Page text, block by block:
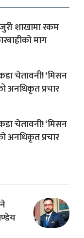
शाखामा रकम
माग
चेतावनी! ‘मिसन
अनधिकृत प्रचार
चेतावनी! ‘मिसन
अनधिकृत प्रचार